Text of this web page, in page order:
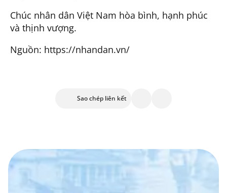
Chúc nhân dân Việt Nam hòa bình, hạnh phúc
và thịnh vượng.
Nguồn: https://nhandan.vn/
Sao chép liên kết